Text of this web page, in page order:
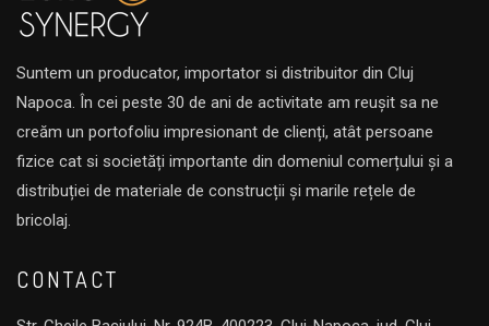
Suntem un producator, importator si distribuitor din Cluj
Napoca. În cei peste 30 de ani de activitate am reușit sa ne
creăm un portofoliu impresionant de clienți, atât persoane
fizice cat si societăți importante din domeniul comerțului și a
distribuției de materiale de construcții și marile rețele de
bricolaj.
CONTACT